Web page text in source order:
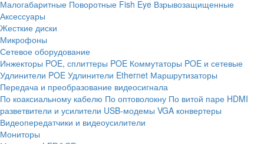
Малогабаритные Поворотные Fish Eye Взрывозащищенные
Аксессуары
Жесткие диски
Микрофоны
Сетевое оборудование
Инжекторы POE, сплиттеры POE Коммутаторы POE и сетевые
Удлинители POE Удлинители Ethernet Маршрутизаторы
Передача и преобразование видеосигнала
По коаксиальному кабелю По оптоволокну По витой паре HDMI
разветвители и усилители USB-модемы VGA конвертеры
Видеопередатчики и видеоусилители
Мониторы